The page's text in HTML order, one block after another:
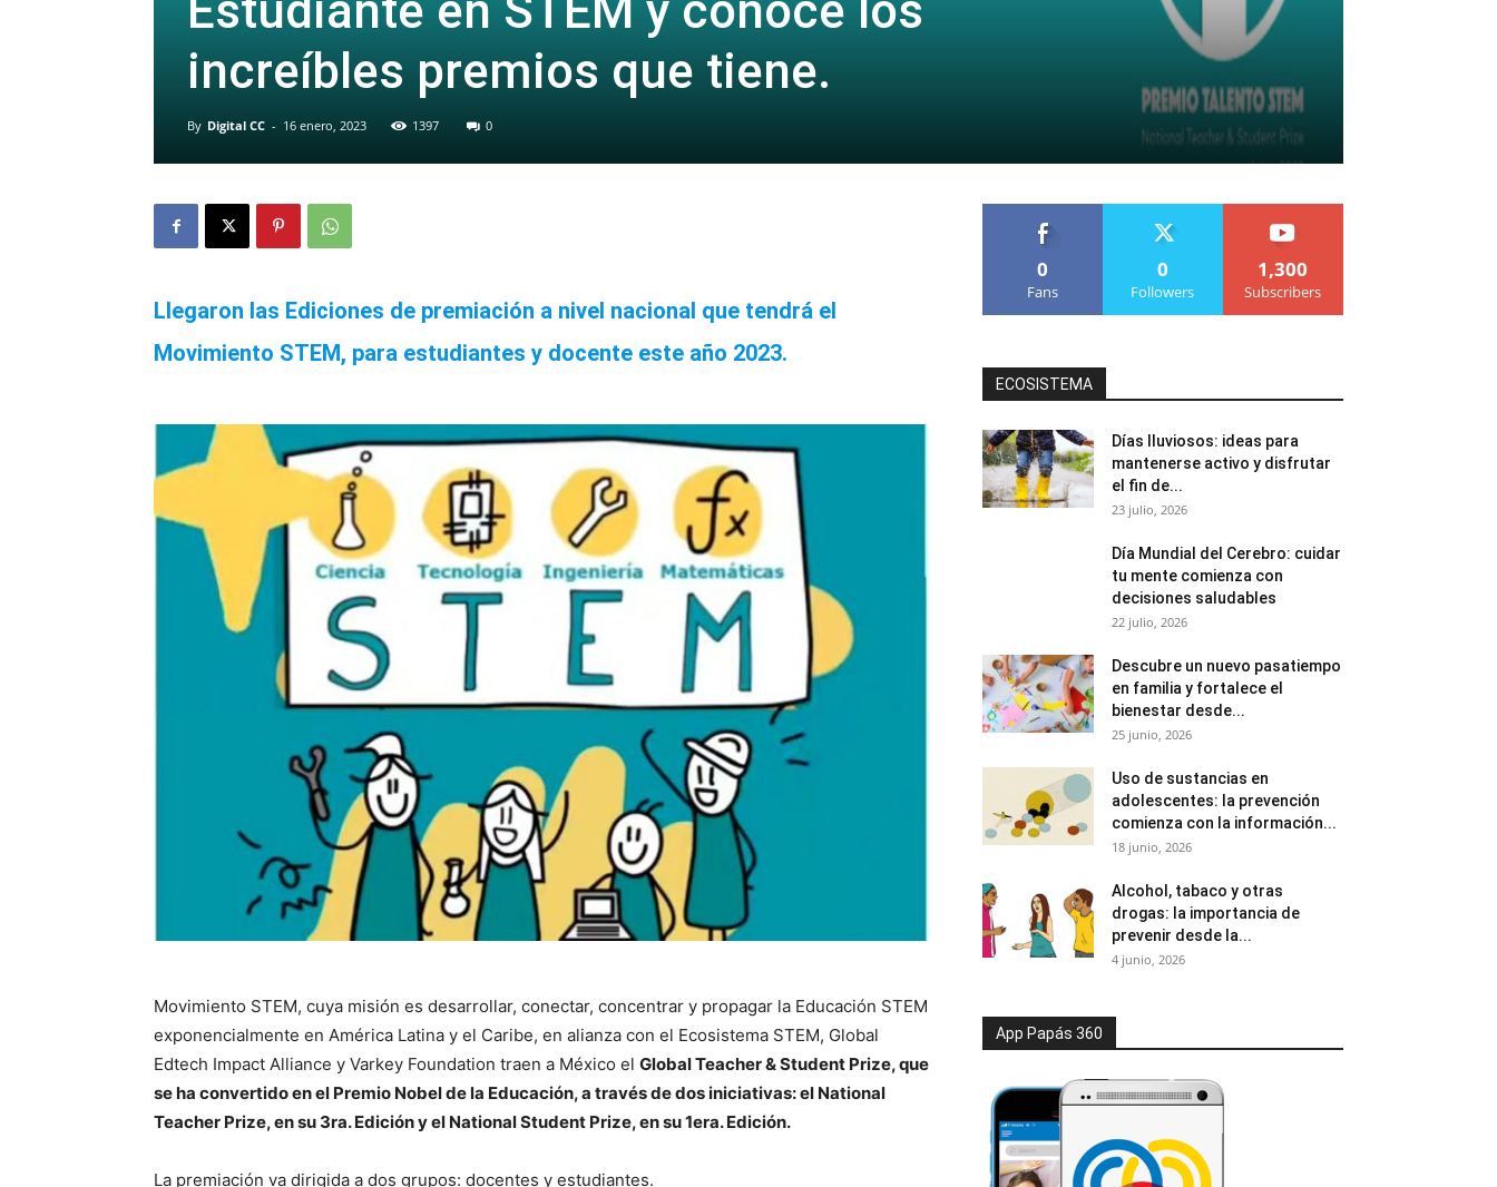
increíbles premios que tiene.
By Digital CC - 16 enero, 2023 1397 0
Llegaron las Ediciones de premiación a nivel nacional que tendrá el
Movimiento STEM, para estudiantes y docente este año 2023.
Movimiento STEM, cuya misión es desarrollar, conectar, concentrar y propagar la Educación STEM
exponencialmente en América Latina y el Caribe, en alianza con el Ecosistema STEM, Global
Edtech Impact Alliance y Varkey Foundation traen a México el Global Teacher & Student Prize, que
se ha convertido en el Premio Nobel de la Educación, a través de dos iniciativas: el National
Teacher Prize, en su 3ra. Edición y el National Student Prize, en su 1era. Edición.
La premiación va dirigida a dos grupos: docentes y estudiantes.
0
Fans
0
Followers
1,300
Subscribers
ECOSISTEMA
Días lluviosos: ideas para
mantenerse activo y disfrutar
el fin de...
23 julio, 2026
Día Mundial del Cerebro: cuidar
tu mente comienza con
decisiones saludables
22 julio, 2026
Descubre un nuevo pasatiempo
en familia y fortalece el
bienestar desde...
25 junio, 2026
Uso de sustancias en
adolescentes: la prevención
comienza con la información...
18 junio, 2026
Alcohol, tabaco y otras
drogas: la importancia de
prevenir desde la...
4 junio, 2026
App Papás 360